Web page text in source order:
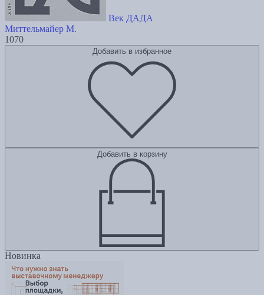
Век ДАДА
Миттельмайер М.
1070
Добавить в избранное
Добавить в корзину
Новинка